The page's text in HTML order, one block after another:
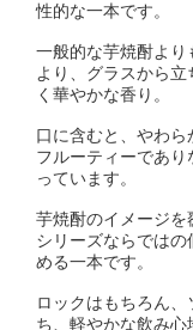
性的な一本です。
一般的な芋焼酎より
より、グラスから
く華やかな香り。
口に含むと、やわら
フルーティーであ
っています。
芋焼酎のイメージを
シリーズならでは
める一本です。
ロックはもちろん
ち、軽やかな飲み心